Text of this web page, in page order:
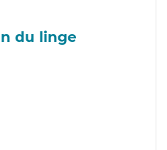
du linge